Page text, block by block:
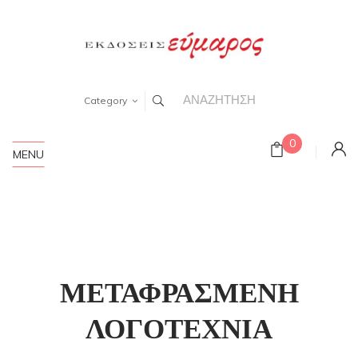
Category
0
MENU
ΜΕΤΑΦΡΑΣΜΕΝΗ
ΛΟΓΟΤΕΧΝΙΑ